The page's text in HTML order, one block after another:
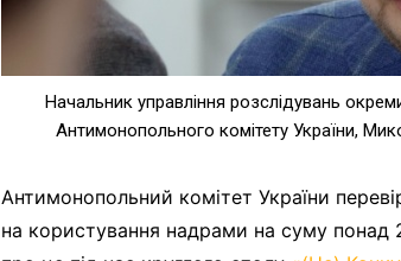
Начальник управління розслідувань
Антимонопольного комітету України,
Антимонопольний комітет України
на користування надрами на суму